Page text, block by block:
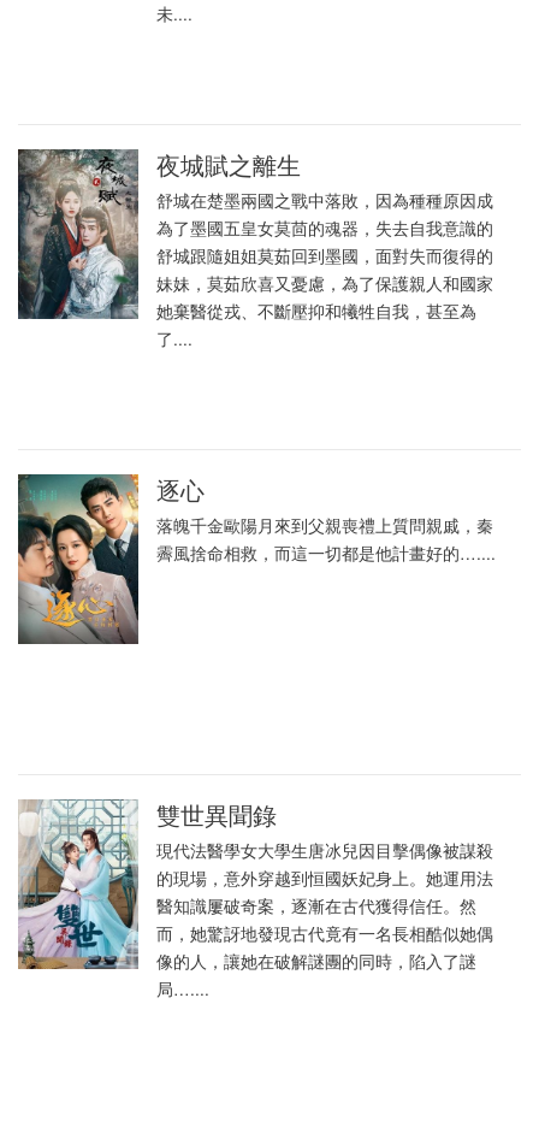
未....
夜城賦之離生
舒城在楚墨兩國之戰中落敗，因為種種原因成
為了墨國五皇女莫茴的魂器，失去自我意識的
舒城跟隨姐姐莫茹回到墨國，面對失而復得的
妹妹，莫茹欣喜又憂慮，為了保護親人和國家
她棄醫從戎、不斷壓抑和犧牲自我，甚至為
了....
逐心
落魄千金歐陽月來到父親喪禮上質問親戚，秦
霽風捨命相救，而這一切都是他計畫好的…....
雙世異聞錄
現代法醫學女大學生唐冰兒因目擊偶像被謀殺
的現場，意外穿越到恒國妖妃身上。她運用法
醫知識屢破奇案，逐漸在古代獲得信任。然
而，她驚訝地發現古代竟有一名長相酷似她偶
像的人，讓她在破解謎團的同時，陷入了謎
局…....